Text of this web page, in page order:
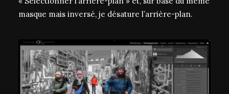
masque mais inversé, je désature l’arrière-plan.